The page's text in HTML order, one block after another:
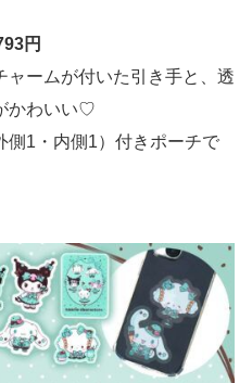
円
ームが付いた引き手と、透
かわいい♡
側1・内側1）付きポーチで